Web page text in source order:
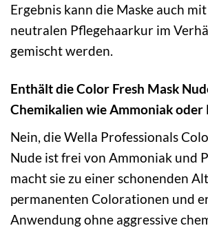
Ergebnis kann die Maske auch
neutralen Pflegehaarkur im
gemischt werden.
Enthält die Color Fresh Mask
Chemikalien wie Ammoniak oder
Nein, die Wella Professionals
Nude ist frei von Ammoniak und
macht sie zu einer schonenden
permanenten Colorationen und
Anwendung ohne aggressive